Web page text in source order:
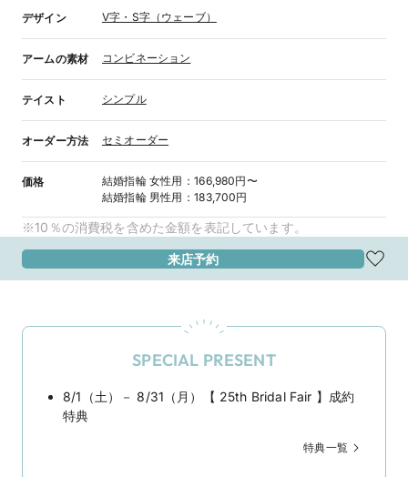
デザイン V字・S字（ウェーブ）
アームの素材 コンビネーション
テイスト シンプル
オーダー方法 セミオーダー
価格 結婚指輪 女性用 ：166,980円〜
結婚指輪 男性用 ：183,700円
※10％の消費税を含めた金額を表記しています。
来店予約
SPECIAL PRESENT
8/1（土）－ 8/31（月）【 25th Bridal Fair 】成約
特典
特典一覧